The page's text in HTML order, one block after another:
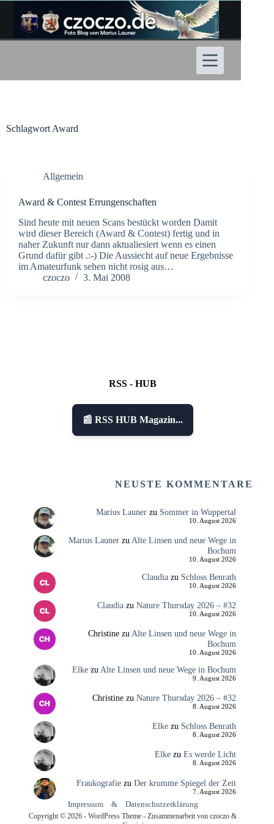
Inhalt
springen
Schlagwort Award
Allgemein
Award & Contest Errungenschaften
Sind heute mit neuen Scans bestückt worden Damit
wird dieser Bereich (Award & Contest) fertig und in
naher Zukunft nur dann aktualiesiert wenn es einen
Grund dafür gibt .:-) Die Aussiecht auf neue Ergebnisse
im Amateurfunk sehen nicht rosig aus…
czoczo
3. Mai 2008
RSS - HUB
📰 RSS HUB Magazin...
NEUSTE KOMMENTARE
Marius Launerzu Sommer in Wuppertal
10. August 2026
Marius LaunerzuAlte Linsen und neue Wege in
Bochum
10. August 2026
Claudiazu Schloss Benrath
10. August 2026
Claudiazu Nature Thursday 2026 – #32
10. August 2026
Christinezu Alte Linsen und neue Wege in
Bochum
10. August 2026
Elkezu Alte Linsen und neue Wege in Bochum
9. August 2026
Christinezu Nature Thursday 2026 – #32
8. August 2026
Elkezu Schloss Benrath
8. August 2026
Elkezu Es werde Licht
8. August 2026
Fraukografiezu Der krumme Spiegel der Zeit
7. August 2026
Impressum & Datenschutzerklärung
Copyright © 2026 - WordPress Theme - Zusammenarbeit von czoczo &